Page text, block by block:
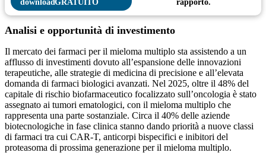
GRATUITO
rapporto.
Analisi e opportunità di investimento
Il mercato dei farmaci per il mieloma multiplo sta assistendo a un
afflusso di investimenti dovuto all’espansione delle innovazioni
terapeutiche, alle strategie di medicina di precisione e all’elevata
domanda di farmaci biologici avanzati. Nel 2025, oltre il 48% del
capitale di rischio biofarmaceutico focalizzato sull’oncologia è stato
assegnato ai tumori ematologici, con il mieloma multiplo che
rappresenta una parte sostanziale. Circa il 40% delle aziende
biotecnologiche in fase clinica stanno dando priorità a nuove classi
di farmaci tra cui CAR-T, anticorpi bispecifici e inibitori del
proteasoma di prossima generazione per il mieloma multiplo.